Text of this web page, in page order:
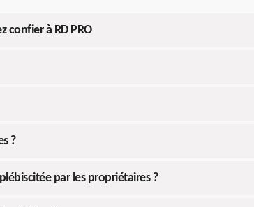
confier à RD PRO
?
par les propriétaires ?